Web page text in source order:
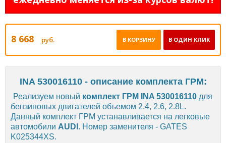
8 668 руб. В ОДИН КЛИК
В КОРЗИНУ
INA 530016110 - описание комплекта ГРМ:
Реализуем новый комплект ГРМ INA 530016110 для
бензиновых двигателей объемом 2.4, 2.6, 2.8L.
Данный комплект ГРМ устанавливается на легковые
автомобили AUDI . Номер заменителя - GATES
K025344XS.